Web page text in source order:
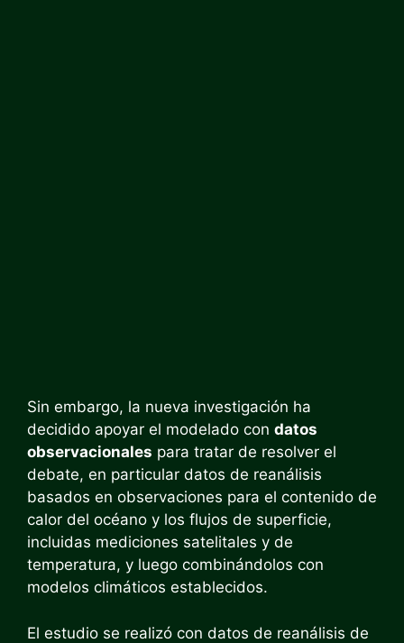
Sin embargo, la nueva investigación ha
decidido apoyar el modelado con datos
observacionales para tratar de resolver el
debate, en particular datos de reanálisis
basados ​​en observaciones para el contenido de
calor del océano y los flujos de superficie,
incluidas mediciones satelitales y de
temperatura, y luego combinándolos con
modelos climáticos establecidos.
El estudio se realizó con datos de reanálisis de